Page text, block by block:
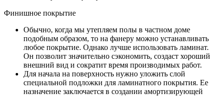
Финишное покрытие
Обычно, когда мы утепляем полы в частном доме
подобным образом, то на фанеру можно устанавливать
любое покрытие. Однако лучше использовать ламинат.
Он позволит значительно сэкономить, создаст хороший
внешний вид и сократит время производимых работ.
Для начала на поверхность нужно уложить слой
специальной подложки для ламинатного покрытия. Ее
назначение заключается в создании амортизирующей